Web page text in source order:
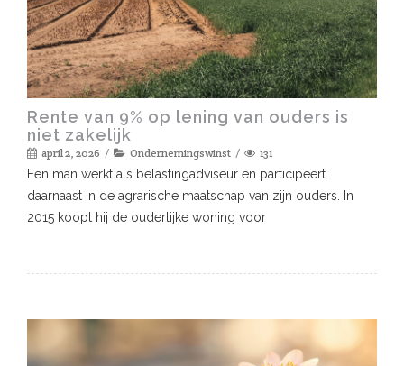
Rente van 9% op lening van ouders is
niet zakelijk
april 2, 2026 Ondernemingswinst 131
Een man werkt als belastingadviseur en participeert
daarnaast in de agrarische maatschap van zijn ouders. In
2015 koopt hij de ouderlijke woning voor